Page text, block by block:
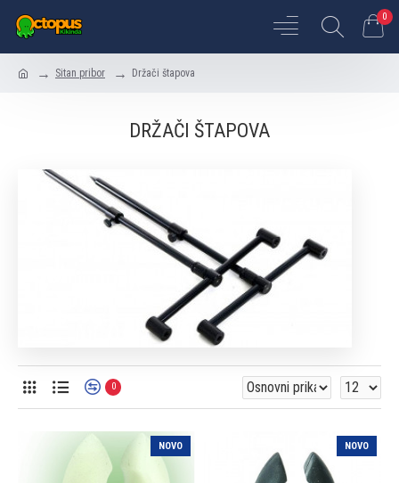
0
Sitan pribor Držači štapova
DRŽAČI ŠTAPOVA
0
NOVO NOVO